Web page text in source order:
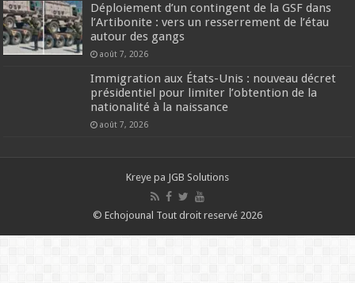
Déploiement d’un contingent de la GSF dans
l’Artibonite : vers un resserrement de l’étau
autour des gangs
août 7, 2026
Immigration aux États-Unis : nouveau décret
présidentiel pour limiter l’obtention de la
nationalité à la naissance
août 7, 2026
Kreye pa JGB Solutions
© Echojounal Tout droit reservé 2026